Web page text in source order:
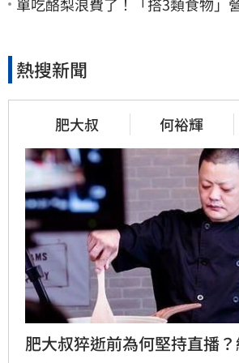
熱搜新聞
肥大叔 何裕輝
肥大叔猝逝前為何堅持直播